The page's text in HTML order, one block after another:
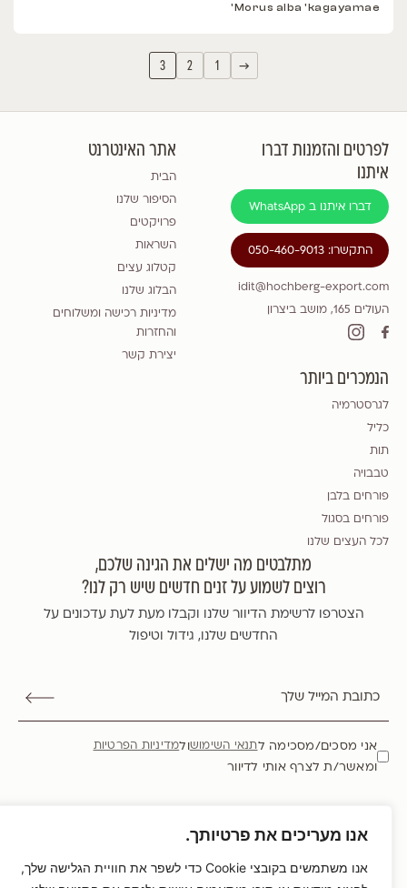
אנו מעריכים את פרטיותך.
אנו משתמשים בקובצי Cookie כדי לשפר את חוויית הגלישה שלך,
Morus alba 'kagayamae'
→
2
3
לפרטים והזמנות דברו
איתנו
דברו איתנו ב WhatsApp
התקשרו: 050-460-9013
idit@hochberg-export.com
העולים 165, מושב ביצרון
אתר האינטרנט
הבית
הסיפור שלנו
פרויקטים
השראות
קטלוג עצים
הבלוג שלנו
מדיניות רכישה ומשלוחים
והחזרות
יצירת קשר
הנמכרים ביותר
לגרסטרמיה
כליל
תות
טבבויה
פורחים בלבן
פורחים בסגול
לכל העצים שלנו
מתלבטים מה ישלים את הגינה שלכם,
רוצים לשמוע על זנים חדשים שיש רק לנו?
הצטרפו לרשימת הדיוור שלנו וקבלו מעת לעת עדכונים על
החדשים שלנו, גידול וטיפול
אני מסכים/מסכימה לתנאי השימושולמדיניות הפרטיות
ומאשר/ת לצרף אותי לדיוור
HOCHBERG
כל הזכויות שמורות משתלת הוכברג